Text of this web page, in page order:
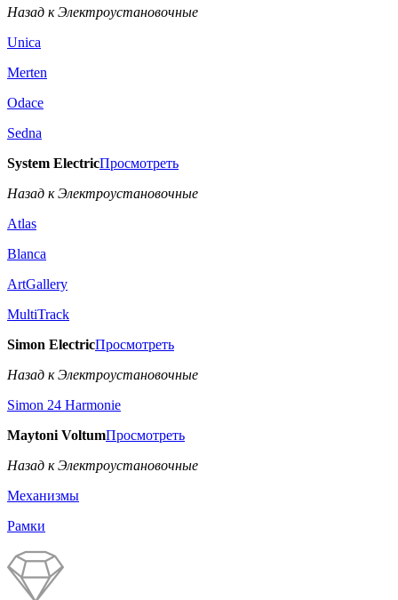
Назад к Электроустановочные
Unica
Merten
Odace
Sedna
System ElectricПросмотреть
Назад к Электроустановочные
Atlas
Blanca
ArtGallery
MultiTrack
Simon ElectricПросмотреть
Назад к Электроустановочные
Simon 24 Harmonie
Maytoni VoltumПросмотреть
Назад к Электроустановочные
Механизмы
Рамки